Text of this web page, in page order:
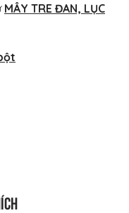
MÂY TRE ĐAN, LỤC